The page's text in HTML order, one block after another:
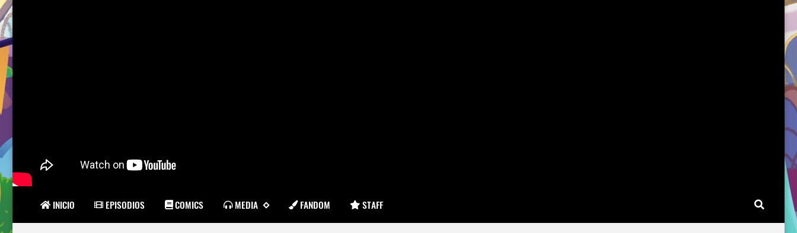
INICIO EPISODIOS COMICS MEDIA FANDOM STAFF